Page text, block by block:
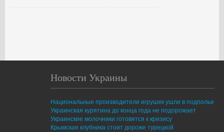
Новости Украины
Национальные производители игрушек ушли в подполье
Украинская курятина до конца года не подорожает
Украинские молочники готовятся к кризису
Крымская клубника стоит дороже турецкой